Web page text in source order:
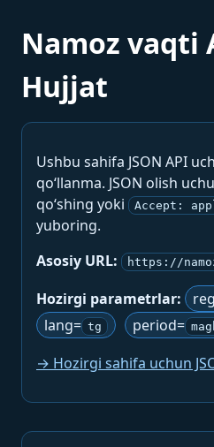
Namoz vaqti
Hujjat
Ushbu sahifa JSON API
qo‘llanma. JSON olish
qo‘shing yoki Accept:
yuboring.
Asosiy URL:
https://
Hozirgi parametrlar:
lang= tg period=
→ Hozirgi sahifa uchun